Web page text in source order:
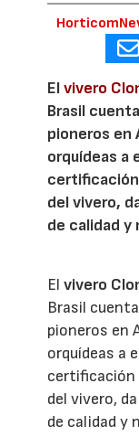
Elvivero
Brasil
pioneros en
orquídeas a
certificación
del vivero,
de calidad y
Elvivero
Brasil
pioneros en
orquídeas a
certificación
del vivero,
de calidad y